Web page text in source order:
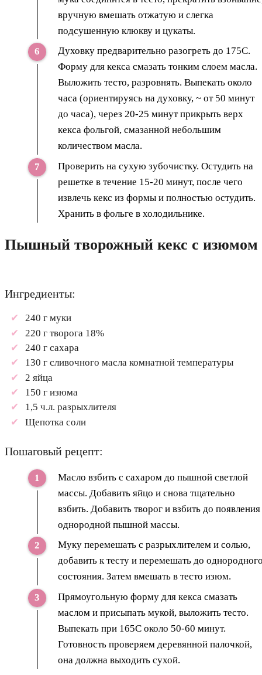
вручную вмешать отжатую и слегка
подсушенную клюкву и цукаты.
Духовку предварительно разогреть до 175С.
Форму для кекса смазать тонким слоем масла.
Выложить тесто, разровнять. Выпекать около
часа (ориентируясь на духовку, ~ от 50 минут
до часа), через 20-25 минут прикрыть верх
кекса фольгой, смазанной небольшим
количеством масла.
Проверить на сухую зубочистку. Остудить на
решетке в течение 15-20 минут, после чего
извлечь кекс из формы и полностью остудить.
Хранить в фольге в холодильнике.
Пышный творожный кекс с изюмом
Ингредиенты:
240 г муки
220 г творога 18%
240 г сахара
130 г сливочного масла комнатной температуры
2 яйца
150 г изюма
1,5 ч.л. разрыхлителя
Щепотка соли
Пошаговый рецепт:
Масло взбить с сахаром до пышной светлой
массы. Добавить яйцо и снова тщательно
взбить. Добавить творог и взбить до появления
однородной пышной массы.
Муку перемешать с разрыхлителем и солью,
добавить к тесту и перемешать до
состояния. Затем вмешать в тесто изюм.
Прямоугольную форму для кекса смазать
маслом и присыпать мукой, выложить тесто.
Выпекать при 165С около 50-60 минут.
Готовность проверяем деревянной палочкой,
она должна выходить сухой.